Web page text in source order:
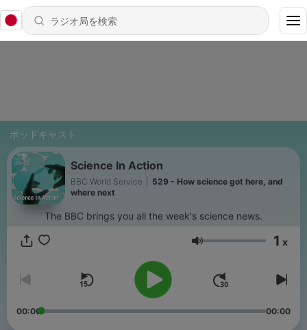
ポッドキャスト
Science In Action
BBC World Service
529 - How science got here, and
where next
The BBC brings you all the week's science news.
音量 1 x
00:00 00:00